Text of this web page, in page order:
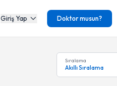
Giriş Yap Doktor musun?
Sıralama
Akıllı Sıralama